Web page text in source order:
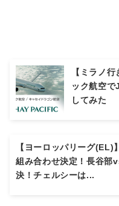
【ミラノ
ック航空
してみた
【ヨーロッパリーグ(EL)
組み合わせ決定！長谷部
決！チェルシーは...